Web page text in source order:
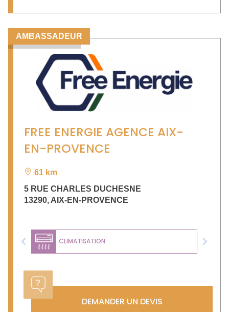
AMBASSADEUR
FREE ENERGIE AGENCE AIX-
EN-PROVENCE
61 km
5 RUE CHARLES DUCHESNE
13290, AIX-EN-PROVENCE
CLIMATISATION
Previous Next
DEMANDER UN DEVIS